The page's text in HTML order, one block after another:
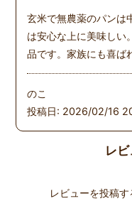
玄米で無農薬のパンは
は安心な上に美味しい
品です。家族にも喜ば
のこ
投稿日: 2026/02/16
レ
レビューを投稿す